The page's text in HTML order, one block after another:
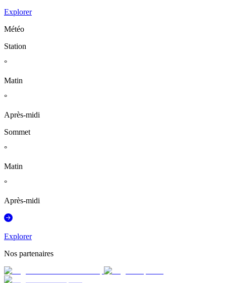
Explorer
Météo
Station
°
Matin
°
Après-midi
Sommet
°
Matin
°
Après-midi
Explorer
Nos partenaires